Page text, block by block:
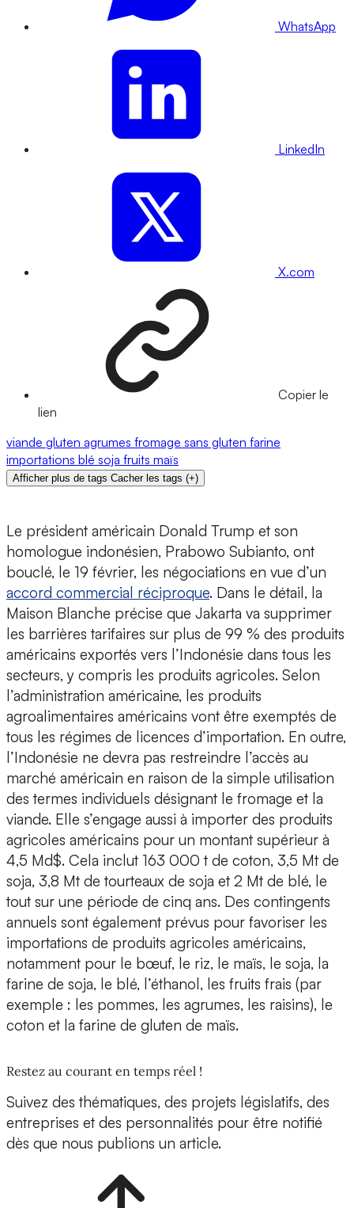
WhatsApp
LinkedIn
X.com
Copier le
lien
viande gluten agrumes fromage sans gluten farine
importations blé soja fruits maïs
Afficher plus de tags Cacher les tags (+)
Le président américain Donald Trump et son
homologue indonésien, Prabowo Subianto, ont
bouclé, le 19 février, les négociations en vue d’un
accord commercial réciproque. Dans le détail, la
Maison Blanche précise que Jakarta va supprimer
les barrières tarifaires sur plus de 99 % des produits
américains exportés vers l’Indonésie dans tous les
secteurs, y compris les produits agricoles. Selon
l’administration américaine, les produits
agroalimentaires américains vont être exemptés de
tous les régimes de licences d’importation. En outre,
l’Indonésie ne devra pas restreindre l’accès au
marché américain en raison de la simple utilisation
des termes individuels désignant le fromage et la
viande. Elle s’engage aussi à importer des produits
agricoles américains pour un montant supérieur à
4,5 Md$. Cela inclut 163 000 t de coton, 3,5 Mt de
soja, 3,8 Mt de tourteaux de soja et 2 Mt de blé, le
tout sur une période de cinq ans. Des contingents
annuels sont également prévus pour favoriser les
importations de produits agricoles américains,
notamment pour le bœuf, le riz, le maïs, le soja, la
farine de soja, le blé, l’éthanol, les fruits frais (par
exemple : les pommes, les agrumes, les raisins), le
coton et la farine de gluten de maïs.
Restez au courant en temps réel !
Suivez des thématiques, des projets législatifs, des
entreprises et des personnalités pour être notifié
dès que nous publions un article.